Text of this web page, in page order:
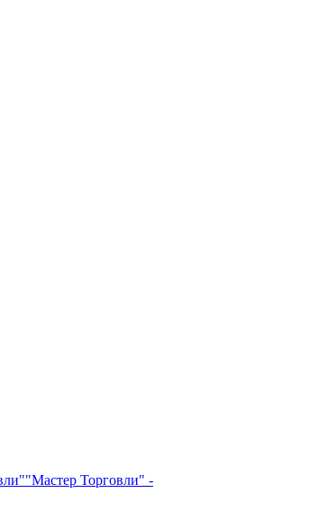
"Мастер Торговли" -